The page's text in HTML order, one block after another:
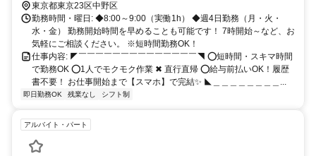
東京都東京23区中野区
勤務時間・曜日: ◆8:00～9:00（実働1h） ◆週4日勤務（月・火・
水・金） 勤務開始時間を早めることも可能です！ 7時開始～など、お
気軽にご相談ください。 ※短時間勤務OK！
仕事内容: ◤￣￣￣￣￣￣￣￣￣￣￣￣￣￣◥ ⭕短時間・スキマ時間
で勤務OK ⭕1人でモクモク作業 ✖ 直行直帰 ⭕給与前払いOK！履歴
書不要！ お仕事開始まで【スマホ】で完結✨ ◣＿＿＿＿＿＿＿＿...
即日勤務OK 残業なし シフト制
アルバイト・パート